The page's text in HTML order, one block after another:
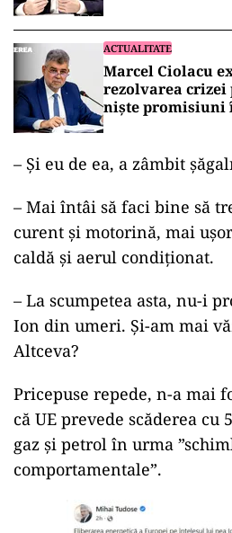
ACTUALITATE
Marcel Ciolacu
rezolvarea crizei
nişte promisiuni
– Și eu de ea, a zâmbit
– Mai întâi să faci bine să
curent și motorină, mai
caldă și aerul condiționat.
– La scumpetea asta, nu-i
Ion din umeri. Și-am mai
Altceva?
Pricepuse repede, n-a mai
că UE prevede scăderea cu
gaz și petrol în urma
comportamentale”.